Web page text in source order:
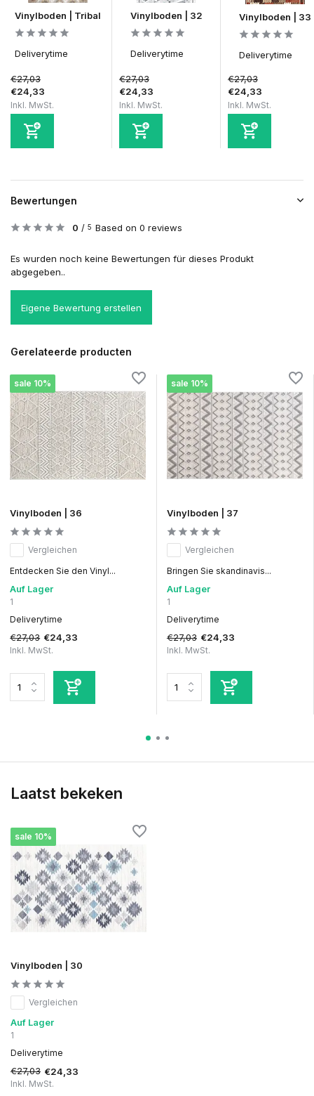
Vinylboden | Tribal
Deliverytime
€27,03
€24,33
Inkl. MwSt.
Vinylboden | 32
Deliverytime
€27,03
€24,33
Inkl. MwSt.
Vinylboden | 33
Deliverytime
€27,03
€24,33
Inkl. MwSt.
Bewertungen
0 / 5 Based on 0 reviews
Es wurden noch keine Bewertungen für dieses Produkt
abgegeben..
Eigene Bewertung erstellen
Gerelateerde producten
sale 10%
Vinylboden | 36
Vergleichen
Entdecken Sie den Vinyl...
Auf Lager
1
Deliverytime
€27,03 €24,33
Inkl. MwSt.
sale 10%
Vinylboden | 37
Vergleichen
Bringen Sie skandinavis...
Auf Lager
1
Deliverytime
€27,03 €24,33
Inkl. MwSt.
Laatst bekeken
sale 10%
Vinylboden | 30
Vergleichen
Auf Lager
1
Deliverytime
€27,03 €24,33
Inkl. MwSt.